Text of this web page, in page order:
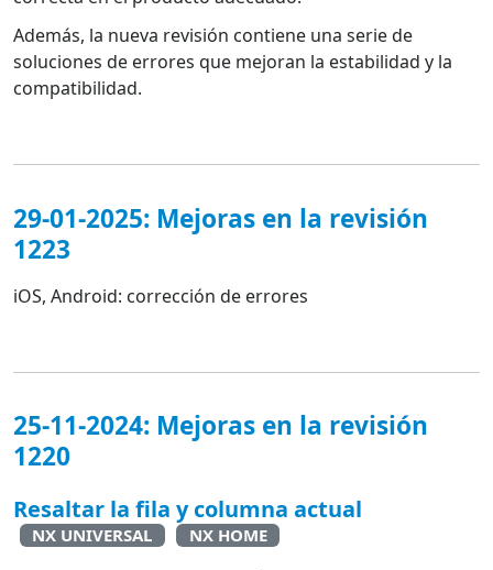
Además, la nueva revisión contiene una serie de
soluciones de errores que mejoran la estabilidad y la
compatibilidad.
29-01-2025: Mejoras en la revisión
1223
iOS, Android: corrección de errores
25-11-2024: Mejoras en la revisión
1220
Resaltar la fila y columna actual
NX UNIVERSAL NX HOME